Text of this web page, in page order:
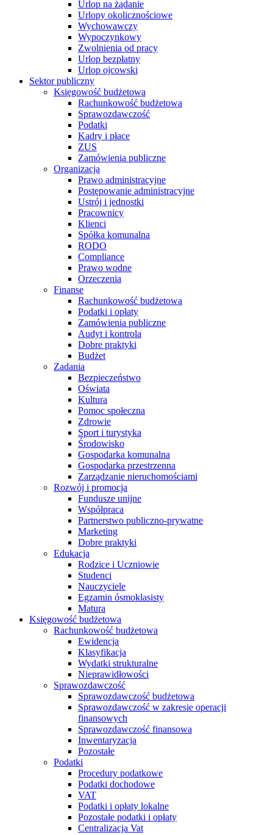
Urlop na żądanie
Urlopy okolicznościowe
Wychowawczy
Wypoczynkowy
Zwolnienia od pracy
Urlop bezpłatny
Urlop ojcowski
Sektor publiczny
Księgowość budżetowa
Rachunkowość budżetowa
Sprawozdawczość
Podatki
Kadry i płace
ZUS
Zamówienia publiczne
Organizacja
Prawo administracyjne
Postępowanie administracyjne
Ustrój i jednostki
Pracownicy
Klienci
Spółka komunalna
RODO
Compliance
Prawo wodne
Orzeczenia
Finanse
Rachunkowość budżetowa
Podatki i opłaty
Zamówienia publiczne
Audyt i kontrola
Dobre praktyki
Budżet
Zadania
Bezpieczeństwo
Oświata
Kultura
Pomoc społeczna
Zdrowie
Sport i turystyka
Środowisko
Gospodarka komunalna
Gospodarka przestrzenna
Zarządzanie nieruchomościami
Rozwój i promocja
Fundusze unijne
Współpraca
Partnerstwo publiczno-prywatne
Marketing
Dobre praktyki
Edukacja
Rodzice i Uczniowie
Studenci
Nauczyciele
Egzamin ósmoklasisty
Matura
Księgowość budżetowa
Rachunkowość budżetowa
Ewidencja
Klasyfikacja
Wydatki strukturalne
Nieprawidłowości
Sprawozdawczość
Sprawozdawczość budżetowa
Sprawozdawczość w zakresie operacji
finansowych
Sprawozdawczość finansowa
Inwentaryzacja
Pozostałe
Podatki
Procedury podatkowe
Podatki dochodowe
VAT
Podatki i opłaty lokalne
Pozostałe podatki i opłaty
Centralizacja Vat